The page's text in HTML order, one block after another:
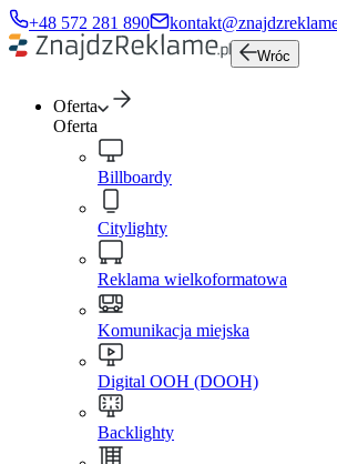
+48 572 281 890
Wróc
Oferta
Oferta
Billboardy
Citylighty
Reklama wielkoformatowa
Komunikacja miejska
Digital OOH (DOOH)
Backlighty